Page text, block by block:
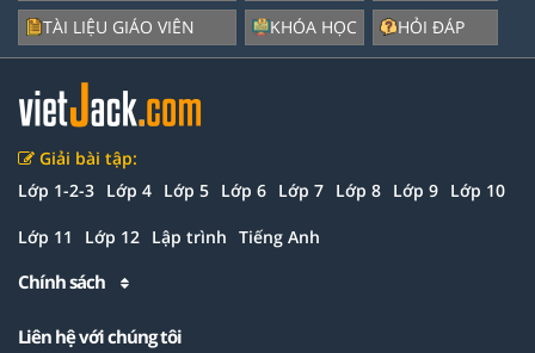
TÀI LIỆU GIÁO VIÊN
KHÓA HỌC
HỎI ĐÁP
Giải bài tập:
Lớp 1-2-3 Lớp 4 Lớp 5 Lớp 6 Lớp 7 Lớp 8 Lớp 9 Lớp 10
Lớp 11 Lớp 12 Lập trình Tiếng Anh
Chính sách
Liên hệ với chúng tôi